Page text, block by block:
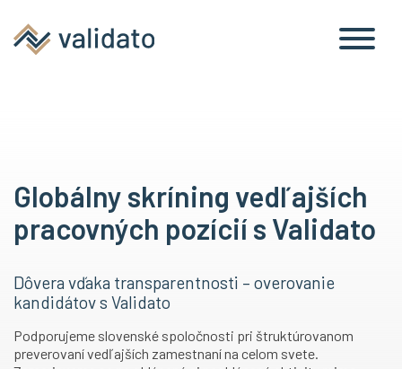
Globálny skríning vedľajších
pracovných pozícií s Validato
Dôvera vďaka transparentnosti – overovanie
kandidátov s Validato
Podporujeme slovenské spoločnosti pri štruktúrovanom
preverovaní vedľajších zamestnaní na celom svete.